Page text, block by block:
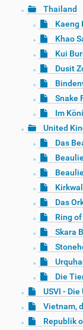
Thailand
Kaeng
Khao
Kui
Dusit
Snake
Im
United
Das
Das
Ring
Skara
Die
USVI -
Vietnam,
Republik